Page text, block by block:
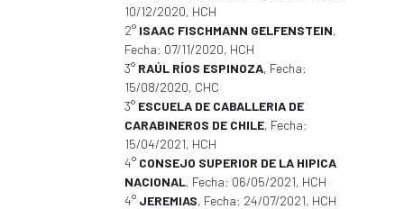
10/12/2020, HCH
2° ISAAC FISCHMANN GELFENSTEIN,
Fecha: 07/11/2020, HCH
3° RAÚL RÍOS ESPINOZA, Fecha:
15/08/2020, CHC
3° ESCUELA DE CABALLERIA DE
CARABINEROS DE CHILE, Fecha:
15/04/2021, HCH
4° CONSEJO SUPERIOR DE LA HIPICA
NACIONAL, Fecha: 06/05/2021, HCH
4° JEREMIAS, Fecha: 24/07/2021, HCH